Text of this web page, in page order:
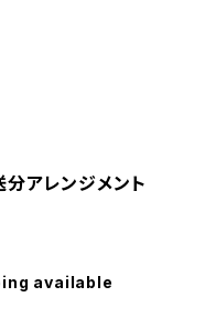
アレンジメント
available